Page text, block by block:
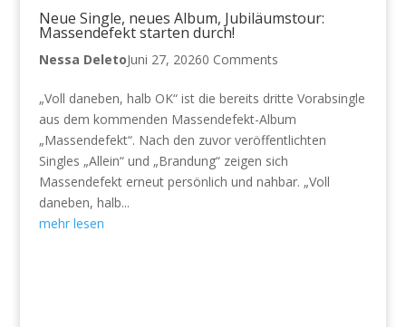
Neue Single, neues Album, Jubiläumstour:
Massendefekt starten durch!
Nessa DeletoJuni 27, 20260 Comments
„Voll daneben, halb OK“ ist die bereits dritte Vorabsingle
aus dem kommenden Massendefekt-Album
„Massendefekt“. Nach den zuvor veröffentlichten
Singles „Allein“ und „Brandung“ zeigen sich
Massendefekt erneut persönlich und nahbar. „Voll
daneben, halb...
mehr lesen